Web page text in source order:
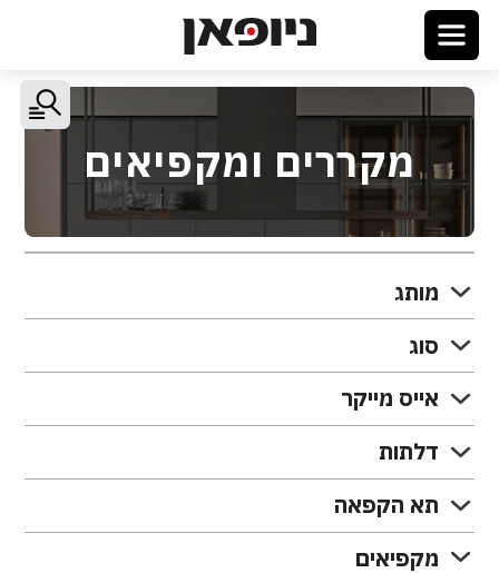
מקררים ומקפיאים
מותג
סוג
אייס מייקר
דלתות
תא הקפאה
מקפיאים